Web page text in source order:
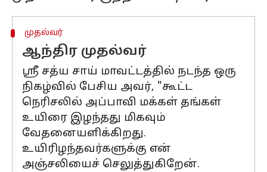
முதல்வர்
ஆந்திர முதல்வர்
ஸ்ரீ சத்ய சாய் மாவட்டத்தில் நடந்த ஒரு
நிகழ்வில் பேசிய அவர், "கூட்ட
நெரிசலில் அப்பாவி மக்கள் தங்கள்
உயிரை இழந்தது மிகவும்
வேதனையளிக்கிறது.
உயிரிழந்தவர்களுக்கு என்
அஞ்சலியைச் செலுத்துகிறேன்.